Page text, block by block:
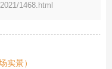
1468.html
实景）